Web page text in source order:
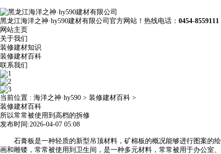
黑龙江海洋之神·hy590建材有限公司官方网站！热线电话： 0454-8559111
网站主页
关于我们
装修建材知识
装修建材百科
联系我们
当前位置 : 海洋之神·hy590 > 装修建材百科 >
装修建材百科
所以常常被使用到高档的拆修
发布时间:2026-04-07 05:08
石膏板是一种轻质的新型吊顶材料，矿棉板的概况能够进行图案的绘
画和雕镂，常常被使用到卫生间，是一种多元材料，常常被用于办公室、